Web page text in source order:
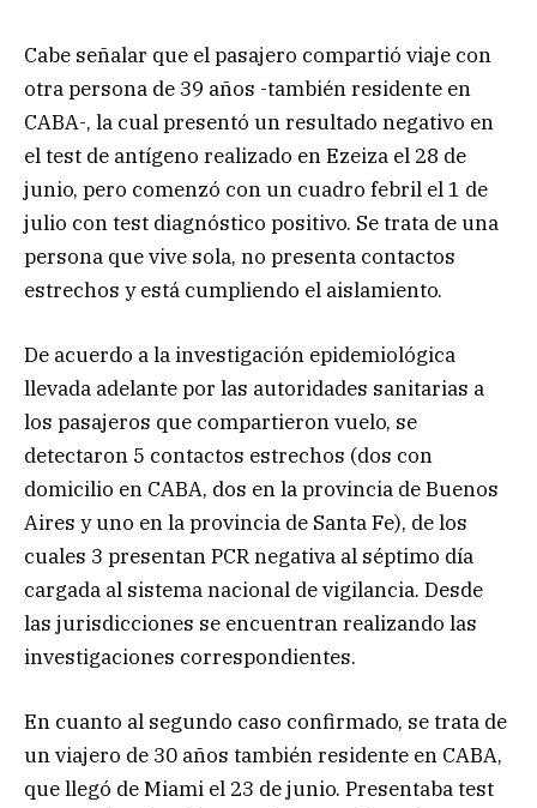
Cabe señalar que el pasajero compartió viaje con
otra persona de 39 años -también residente en
CABA-, la cual presentó un resultado negativo en
el test de antígeno realizado en Ezeiza el 28 de
junio, pero comenzó con un cuadro febril el 1 de
julio con test diagnóstico positivo. Se trata de una
persona que vive sola, no presenta contactos
estrechos y está cumpliendo el aislamiento.
De acuerdo a la investigación epidemiológica
llevada adelante por las autoridades sanitarias a
los pasajeros que compartieron vuelo, se
detectaron 5 contactos estrechos (dos con
domicilio en CABA, dos en la provincia de Buenos
Aires y uno en la provincia de Santa Fe), de los
cuales 3 presentan PCR negativa al séptimo día
cargada al sistema nacional de vigilancia. Desde
las jurisdicciones se encuentran realizando las
investigaciones correspondientes.
En cuanto al segundo caso confirmado, se trata de
un viajero de 30 años también residente en CABA,
que llegó de Miami el 23 de junio. Presentaba test